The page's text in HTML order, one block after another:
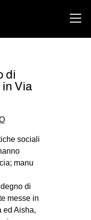
di
Via
sociali
manu
di
messe in
ed Aisha,